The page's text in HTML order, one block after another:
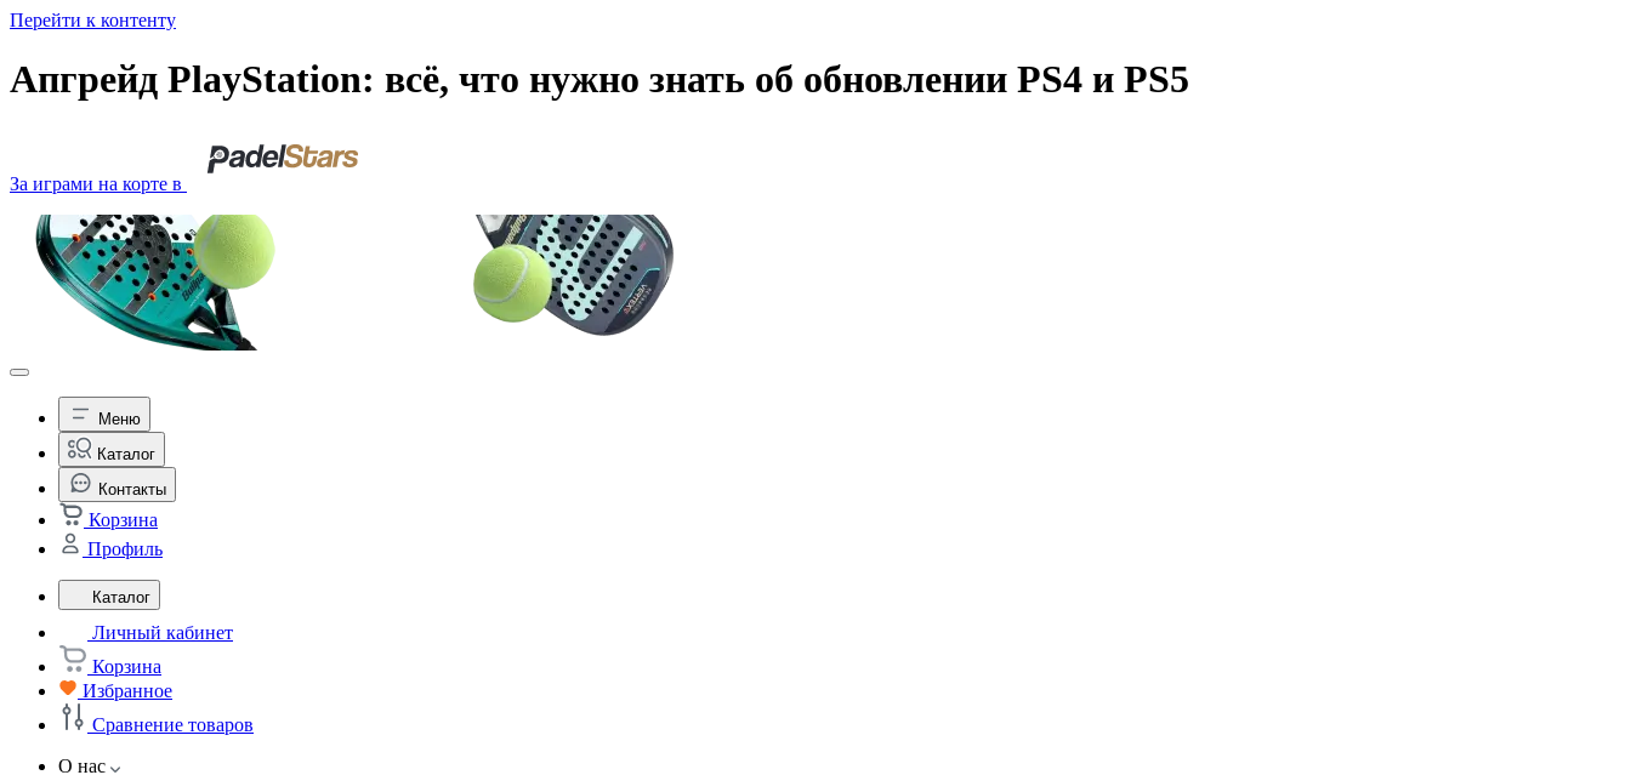
Перейти к контенту
Апгрейд PlayStation: всё, что нужно знать об обновлении PS4 и PS5
За играми на корте в
Меню
Каталог
Контакты
Корзина
Профиль
Каталог
Личный кабинет
Корзина
Избранное
Сравнение товаров
О нас